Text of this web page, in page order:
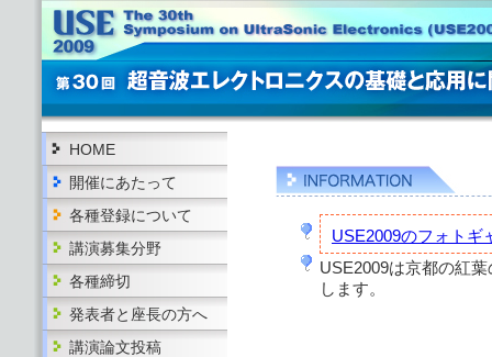
HOME
開催にあたって
各種登録について
講演募集分野
各種締切
発表者と座長の方へ
講演論文投稿
USE2009のフォトギ
USE2009は京都の紅
します。